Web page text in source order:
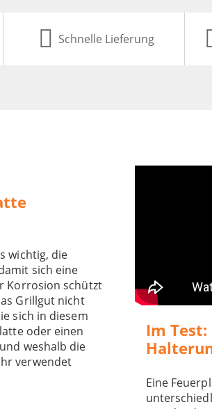
wichtig, die
sich eine
Korrosion schützt
Grillgut nicht
sich in diesem
oder einen
weshalb die
verwendet
Im
Eine
Schnelle Lieferung